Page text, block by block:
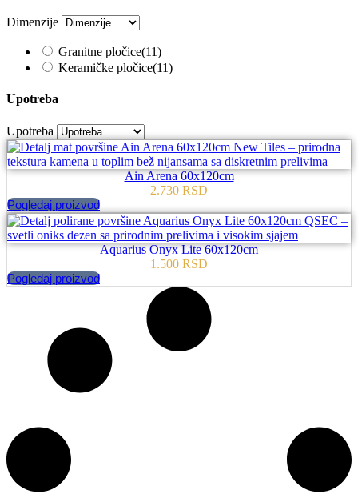
Dimenzije
Granitne pločice(11)
Keramičke pločice(11)
Upotreba
Upotreba
Ain Arena 60x120cm
2.730 RSD
Pogledaj proizvod
Aquarius Onyx Lite 60x120cm
1.500 RSD
Pogledaj proizvod